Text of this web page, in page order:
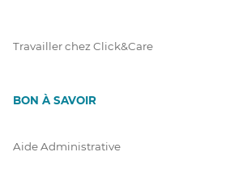
Travailler chez Click&Care
BON À SAVOIR
Aide Administrative